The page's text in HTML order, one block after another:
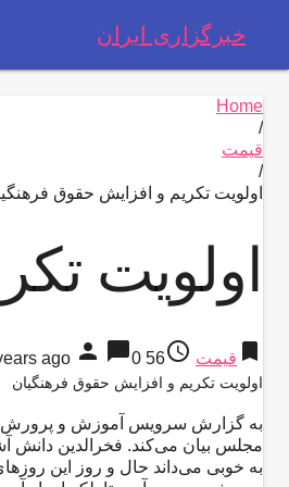
خبرگزاری ایران
Home
/
قیمت
/
​اولویت تکریم و افزایش حقوق
​اولویت
bookmark قیمت access_time
56 years ago
person chat_bubble0
​اولویت تکریم و افزایش حقوق فرهنگیان
مجلس بیان می‌کند. فخرالدین دانش
به خوبی می‌داند حال و روز این